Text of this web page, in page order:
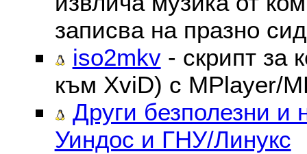
записва на празно
iso2mkv- скрипт за
към XviD) с MPlayer/
Други безполезни и
Уиндос и ГНУ/Линукс